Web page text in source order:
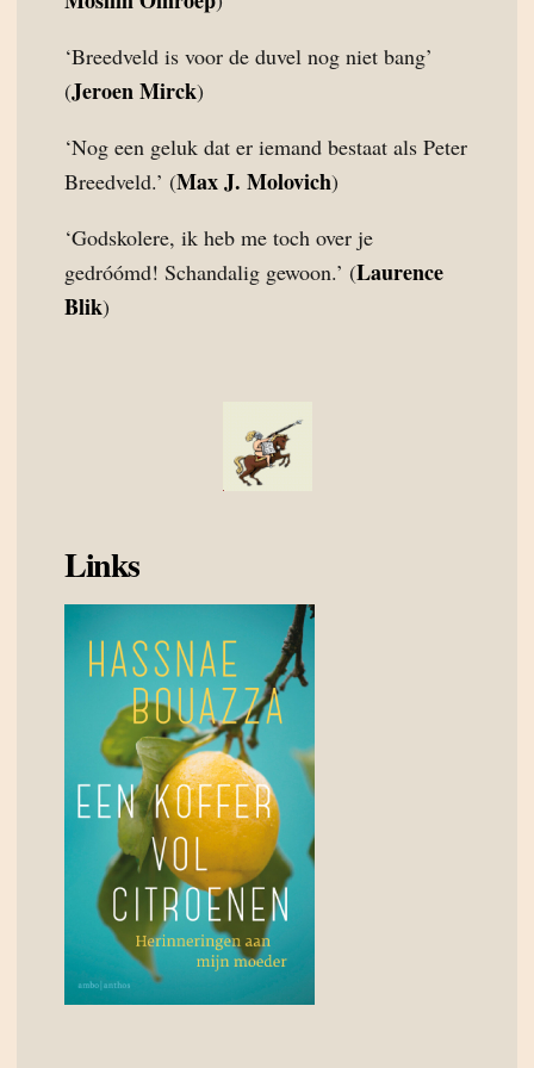
‘Breedveld is voor de duvel nog niet bang’
(Jeroen Mirck)
‘Nog een geluk dat er iemand bestaat als Peter
Breedveld.’ (Max J. Molovich)
‘Godskolere, ik heb me toch over je
gedróómd! Schandalig gewoon.’ (Laurence
Blik)
Links